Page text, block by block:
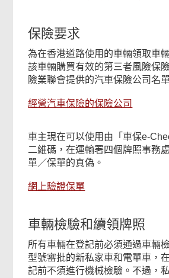
保險要求
為在香港道路使用的車輛領取車
該車輛購買有效的第三者風險保
險業聯會提供的汽車保險公司名
經營汽車保險的保險公司
車主現在可以使用由「車保e-
二維碼，在運輸署四個牌照事務
單／保單的真偽。
網上驗證保單
車輛檢驗和續領牌照
所有車輛在登記前必須通過車輛
型號審批的新私家車和電單車，
記前不須進行機械檢驗。不過，